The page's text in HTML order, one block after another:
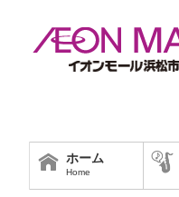
ホーム
Home